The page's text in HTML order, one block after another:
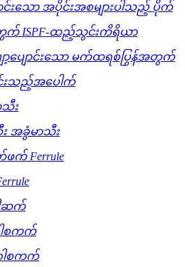
ာင်းသော အပိုင်းအစများပါသည့် ပိုက်
ISPF-ထည့်သွင်းကိရိယာ
ော့ပျောင်းသော မက်ထရစ်ပြွန်အတွက်
သည့်အပေါက်
သီး
အခွံမာသီး
ဖက် Ferrule
ါဆက်
ါစကက်
ဂါစကက်